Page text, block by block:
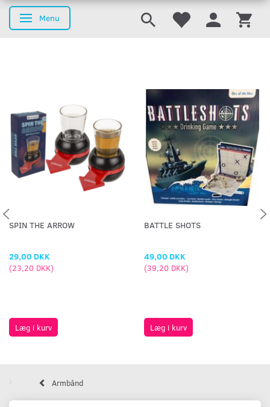
Skifte navigation
Menu
SPIN THE ARROW
29,00 DKK
(23,20 DKK)
Læg i kurv
BATTLE SHOTS
49,00 DKK
(39,20 DKK)
Læg i kurv
Armbånd